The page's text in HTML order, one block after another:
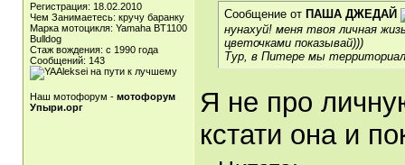
Регистрация: 18.02.2010
Чем Занимаетесь: кручу баранку
Марка мотоцикля: Yamaha BT1100
Bulldog
Стаж вождения: с 1990 года
Сообщений: 143
Наш мотофорум - мотофорум
Упыри.орг
Сообщение от ПАША ДЖЕДАЙ
нунахуй! меня твоя личная
цветочками показывай)))
Тур, в Питере мы
Я не про
кстати она и